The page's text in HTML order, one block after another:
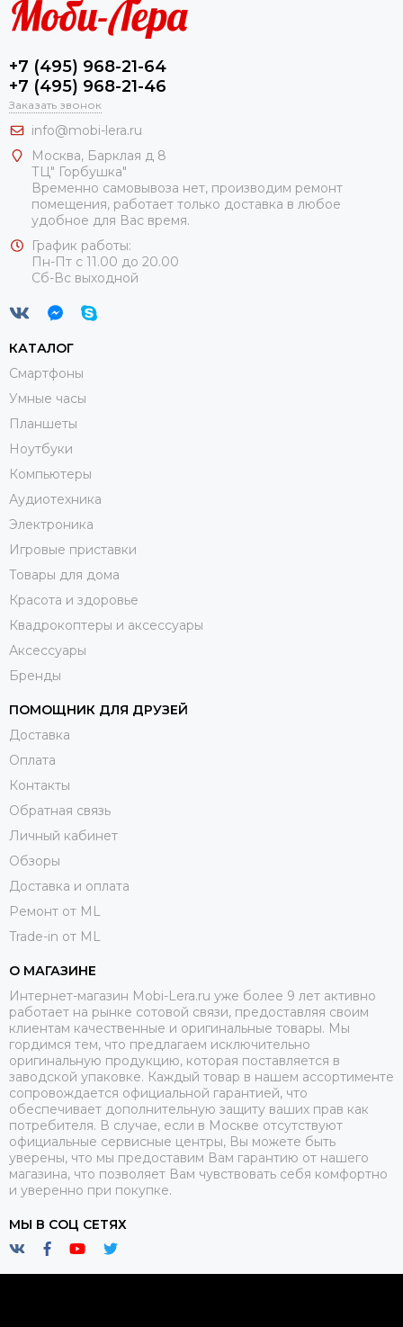
+7 (495) 968-21-64
+7 (495) 968-21-46
Заказать звонок
info@mobi-lera.ru
Москва, Барклая д 8
ТЦ" Горбушка"
Временно самовывоза нет, производим ремонт
помещения, работает только доставка в любое
удобное для Вас время.
График работы:
Пн-Пт с 11.00 до 20.00
Сб-Вс выходной
КАТАЛОГ
Смартфоны
Умные часы
Планшеты
Ноутбуки
Компьютеры
Аудиотехника
Электроника
Игровые приставки
Товары для дома
Красота и здоровье
Квадрокоптеры и аксессуары
Аксессуары
Бренды
ПОМОЩНИК ДЛЯ ДРУЗЕЙ
Доставка
Оплата
Контакты
Обратная связь
Личный кабинет
Обзоры
Доставка и оплата
Ремонт от ML
Trade-in от ML
О МАГАЗИНЕ
Интернет-магазин Mobi-Lera.ru уже более 9 лет активно
работает на рынке сотовой связи, предоставляя своим
клиентам качественные и оригинальные товары. Мы
гордимся тем, что предлагаем исключительно
оригинальную продукцию, которая поставляется в
заводской упаковке. Каждый товар в нашем ассортименте
сопровождается официальной гарантией, что
обеспечивает дополнительную защиту ваших прав как
потребителя. В случае, если в Москве отсутствуют
официальные сервисные центры, Вы можете быть
уверены, что мы предоставим Вам гарантию от нашего
магазина, что позволяет Вам чувствовать себя комфортно
и уверенно при покупке.
МЫ В СОЦ СЕТЯХ